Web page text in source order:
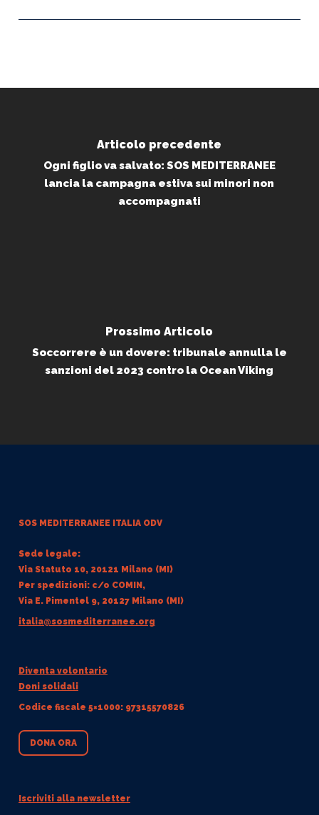
Articolo precedente
Ogni figlio va salvato: SOS MEDITERRANEE
lancia la campagna estiva sui minori non
accompagnati
Prossimo Articolo
Soccorrere è un dovere: tribunale annulla le
sanzioni del 2023 contro la Ocean Viking
SOS MEDITERRANEE ITALIA ODV
Sede legale:
Via Statuto 10, 20121 Milano (MI)
Per spedizioni: c/o COMIN,
Via E. Pimentel 9, 20127 Milano (MI)
italia@sosmediterranee.org
Diventa volontario
Doni solidali
Codice fiscale 5×1000: 97315570826
DONA ORA
Iscriviti alla newsletter